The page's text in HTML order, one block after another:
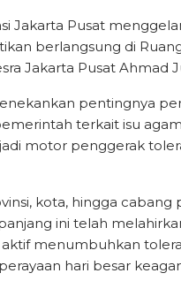
Jakarta Pusat
berlangsung di
Jakarta Pusat Ahmad
pentingnya
terkait isu
motor penggerak
kota, hingga
ini telah
menumbuhkan
hari besar